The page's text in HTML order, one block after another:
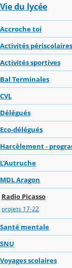
Vie du lycée
Accroche toi
Activités périscolaires
Activités sportives
Bal Terminales
CVL
Délégués
Eco-délégués
Harcèlement -
L'Autruche
MDL Aragon
Radio Picasso
projets 17-22
Santé mentale
SNU
Voyages scolaires